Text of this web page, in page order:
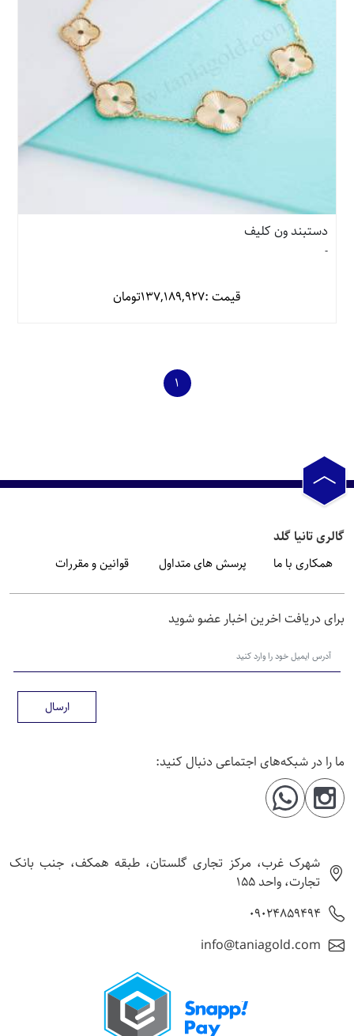
دستبند ون کلیف
-
قیمت :137,189,927تومان
1
گالری تانیا گلد
همکاری با ما پرسش های متداول قوانین و مقررات
برای دریافت اخرین اخبار عضو شوید
ارسال
ما را در شبکه‌های اجتماعی دنبال کنید:
شهرک غرب، مرکز تجاری گلستان، طبقه همکف، جنب بانک
تجارت، واحد 155
09024859494
info@taniagold.com